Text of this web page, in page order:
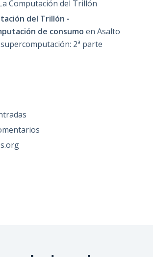
Computación del Trillón
del Trillón -
de consumo en Asalto
2ª parte